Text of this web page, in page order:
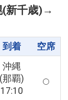
(新千歳) →
到着 空席
沖縄
(那覇)
17:10